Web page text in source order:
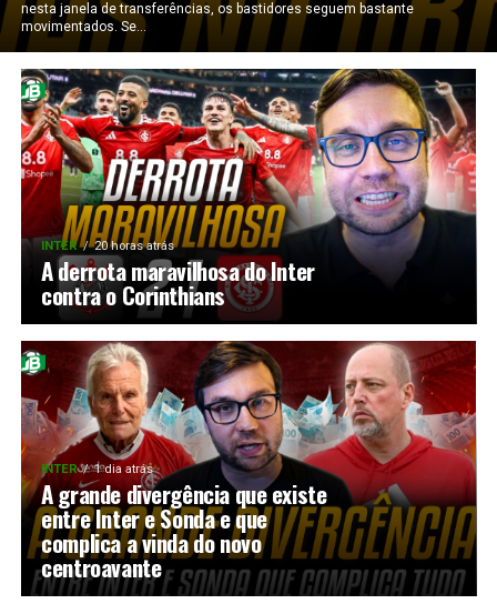
nesta janela de transferências, os bastidores seguem bastante
movimentados. Se...
INTER 20 horas atrás
A derrota maravilhosa do Inter
contra o Corinthians
INTER 1 dia atrás
A grande divergência que existe
entre Inter e Sonda e que
complica a vinda do novo
centroavante